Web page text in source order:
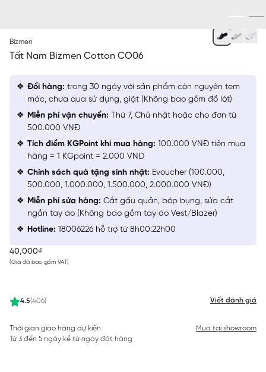
Bizmen
Tất Nam Bizmen Cotton CO06
40,000₫
(Giá đã bao gồm VAT)
4.5(406) Viết đánh giá
Thời gian giao hàng dự kiến
Từ 3 đến 5 ngày kể từ ngày đặt hàng
Mua tại showroom
Đổi hàng: trong 30 ngày với sản phẩm còn nguyên tem
mác, chưa qua sử dụng, giặt (Không bao gồm đồ lót)
Miễn phí vận chuyển: Thứ 7, Chủ nhật hoặc cho đơn từ
500.000 VNĐ
Tích điểm KGPoint khi mua hàng: 100.000 VNĐ tiền mua
hàng = 1 KGpoint = 2.000 VNĐ
Chính sách quà tặng sinh nhật: Evoucher (100.000,
500.000, 1.000.000, 1.500.000, 2.000.000 VNĐ)
Miễn phí sửa hàng: Cắt gấu quần, bóp bụng, sửa cắt
ngắn tay áo (Không bao gồm tay áo Vest/Blazer)
Hotline: 18006226 hỗ trợ từ 8h00:22h00